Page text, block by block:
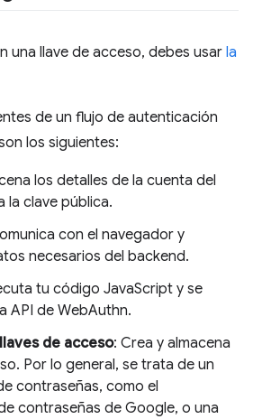
una llave de acceso, debes usar la
de un flujo de autenticación
los siguientes:
los detalles de la cuenta del
la clave pública.
con el navegador y
necesarios del backend.
tu código JavaScript y se
API de WebAuthn.
de acceso: Crea y almacena
Por lo general, se trata de un
contraseñas, como el
contraseñas de Google, o una